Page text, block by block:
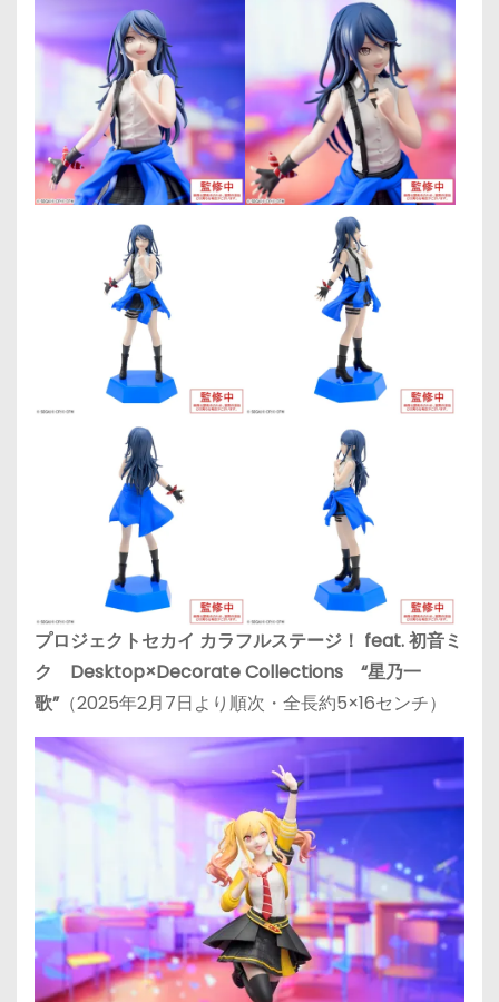
プロジェクトセカイ カラフルステージ！ feat. 初音ミ
ク Desktop×Decorate Collections “星乃一
歌”（2025年2月7日より順次・全長約5×16センチ）